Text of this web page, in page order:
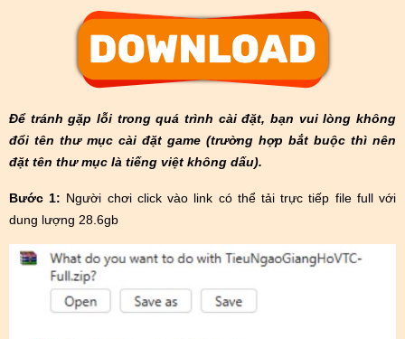
Để tránh gặp lỗi trong quá trình cài đặt, bạn vui lòng không
đổi tên thư mục cài đặt game (trường hợp bắt buộc thì nên
đặt tên thư mục là tiếng việt không dấu).
Bước 1: Người chơi click vào link có thể tải trực tiếp file full với
dung lượng 28.6gb